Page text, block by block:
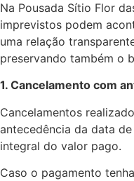
Na Pousada Sítio Flor
imprevistos podem
uma relação
preservando também o
1. Cancelamento com
Cancelamentos
antecedência da data
integral do valor pago.
Caso o pagamento